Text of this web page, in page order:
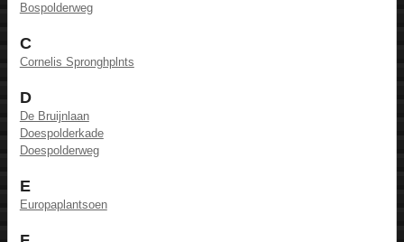
Bospolderweg
C
Cornelis Spronghplnts
D
De Bruijnlaan
Doespolderkade
Doespolderweg
E
Europaplantsoen